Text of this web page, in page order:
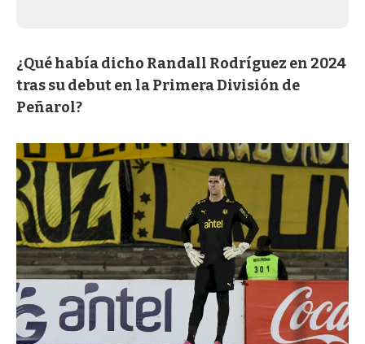
¿Qué había dicho Randall Rodríguez en 2024
tras su debut en la Primera División de
Peñarol?